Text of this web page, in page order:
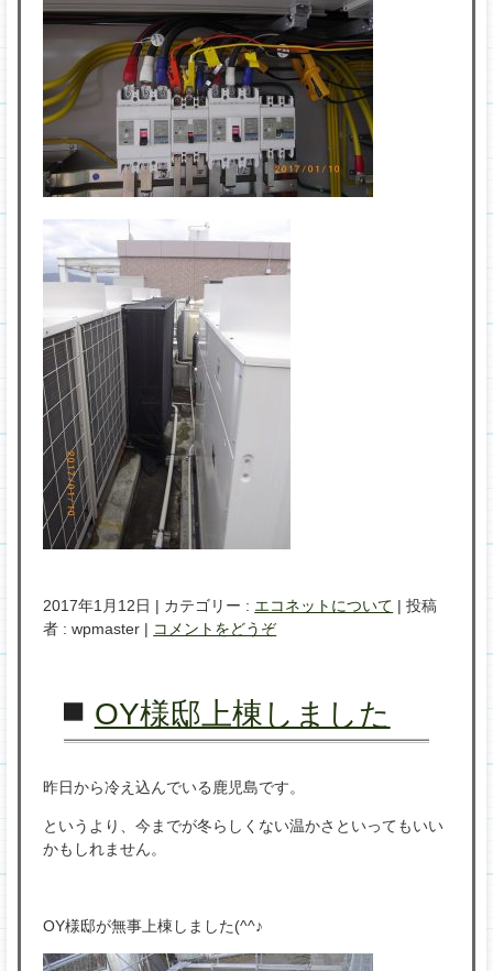
2017年1月12日 | カテゴリー : エコネットについて |投稿
者 : wpmaster | コメントをどうぞ
OY様邸上棟しました
昨日から冷え込んでいる鹿児島です。
というより、今までが冬らしくない温かさといってもいい
かもしれません。
OY様邸が無事上棟しました(^^♪